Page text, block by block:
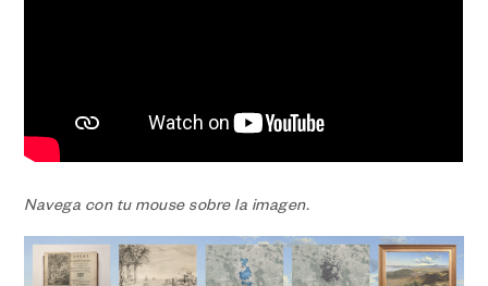
Navega con tu mouse sobre la imagen.